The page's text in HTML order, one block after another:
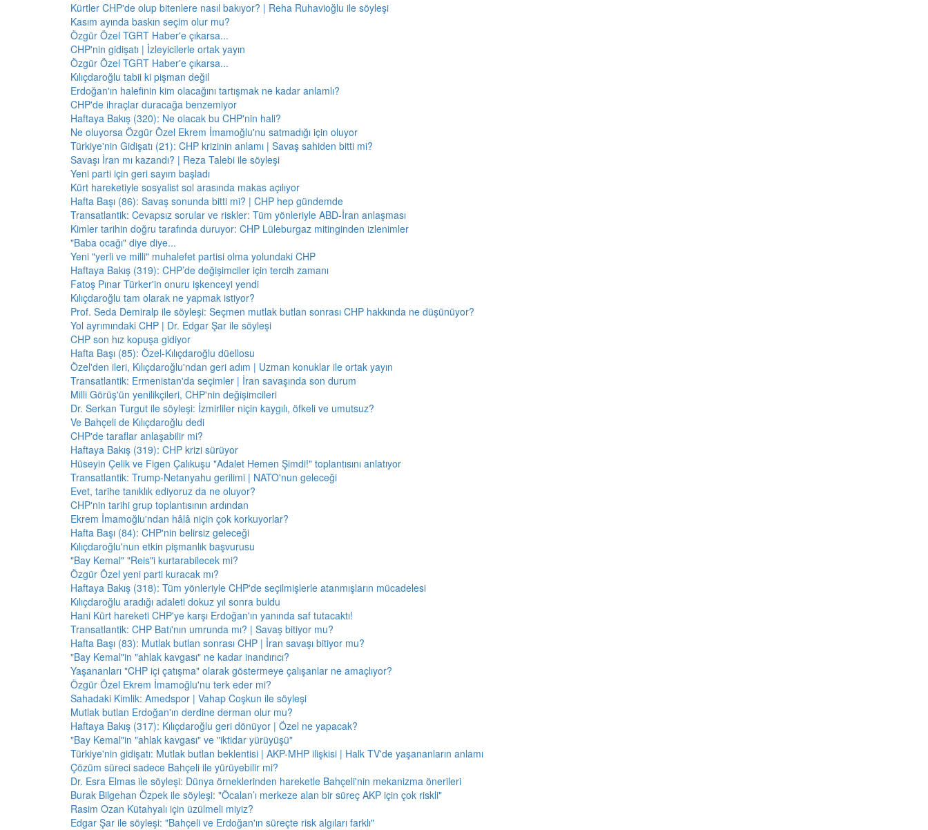
Kürtler CHP'de olup bitenlere nasıl bakıyor? | Reha Ruhavioğlu ile söyleşi
Kasım ayında baskın seçim olur mu?
Özgür Özel TGRT Haber'e çıkarsa...
CHP'nin gidişatı | İzleyicilerle ortak yayın
Özgür Özel TGRT Haber'e çıkarsa...
Kılıçdaroğlu tabii ki pişman değil
Erdoğan'ın halefinin kim olacağını tartışmak ne kadar anlamlı?
CHP'de ihraçlar duracağa benzemiyor
Haftaya Bakış (320): Ne olacak bu CHP'nin hali?
Ne oluyorsa Özgür Özel Ekrem İmamoğlu'nu satmadığı için oluyor
Türkiye'nin Gidişatı (21): CHP krizinin anlamı | Savaş sahiden bitti mi?
Savaşı İran mı kazandı? | Reza Talebi ile söyleşi
Yeni parti için geri sayım başladı
Kürt hareketiyle sosyalist sol arasında makas açılıyor
Hafta Başı (86): Savaş sonunda bitti mi? | CHP hep gündemde
Transatlantik: Cevapsız sorular ve riskler: Tüm yönleriyle ABD-İran anlaşması
Kimler tarihin doğru tarafında duruyor: CHP Lüleburgaz mitinginden izlenimler
"Baba ocağı" diye diye...
Yeni "yerli ve milli" muhalefet partisi olma yolundaki CHP
Haftaya Bakış (319): CHP’de değişimciler için tercih zamanı
Fatoş Pınar Türker'in onuru işkenceyi yendi
Kılıçdaroğlu tam olarak ne yapmak istiyor?
Prof. Seda Demiralp ile söyleşi: Seçmen mutlak butlan sonrası CHP hakkında ne düşünüyor?
Yol ayrımındaki CHP | Dr. Edgar Şar ile söyleşi
CHP son hız kopuşa gidiyor
Hafta Başı (85): Özel-Kılıçdaroğlu düellosu
Özel'den ileri, Kılıçdaroğlu'ndan geri adım | Uzman konuklar ile ortak yayın
Transatlantik: Ermenistan'da seçimler | İran savaşında son durum
Milli Görüş'ün yenilikçileri, CHP'nin değişimcileri
Dr. Serkan Turgut ile söyleşi: İzmirliler niçin kaygılı, öfkeli ve umutsuz?
Ve Bahçeli de Kılıçdaroğlu dedi
CHP'de taraflar anlaşabilir mi?
Haftaya Bakış (319): CHP krizi sürüyor
Hüseyin Çelik ve Figen Çalıkuşu "Adalet Hemen Şimdi!" toplantısını anlatıyor
Transatlantik: Trump-Netanyahu gerilimi | NATO'nun geleceği
Evet, tarihe tanıklık ediyoruz da ne oluyor?
CHP'nin tarihi grup toplantısının ardından
Ekrem İmamoğlu'ndan hâlâ niçin çok korkuyorlar?
Hafta Başı (84): CHP'nin belirsiz geleceği
Kılıçdaroğlu'nun etkin pişmanlık başvurusu
"Bay Kemal" "Reis"i kurtarabilecek mi?
Özgür Özel yeni parti kuracak mı?
Haftaya Bakış (318): Tüm yönleriyle CHP'de seçilmişlerle atanmışların mücadelesi
Kılıçdaroğlu aradığı adaleti dokuz yıl sonra buldu
Hani Kürt hareketi CHP'ye karşı Erdoğan'ın yanında saf tutacaktı!
Transatlantik: CHP Batı'nın umrunda mı? | Savaş bitiyor mu?
Hafta Başı (83): Mutlak butlan sonrası CHP | İran savaşı bitiyor mu?
"Bay Kemal"in "ahlak kavgası" ne kadar inandırıcı?
Yaşananları "CHP içi çatışma" olarak göstermeye çalışanlar ne amaçlıyor?
Özgür Özel Ekrem İmamoğlu'nu terk eder mi?
Sahadaki Kimlik: Amedspor | Vahap Coşkun ile söyleşi
Mutlak butlan Erdoğan'ın derdine derman olur mu?
Haftaya Bakış (317): Kılıçdaroğlu geri dönüyor | Özel ne yapacak?
"Bay Kemal"in "ahlak kavgası" ve "iktidar yürüyüşü"
Türkiye'nin gidişatı: Mutlak butlan beklentisi | AKP-MHP ilişkisi | Halk TV'de yaşananların anlamı
Çözüm süreci sadece Bahçeli ile yürüyebilir mi?
Dr. Esra Elmas ile söyleşi: Dünya örneklerinden hareketle Bahçeli'nin mekanizma önerileri
Burak Bilgehan Özpek ile söyleşi: "Öcalan’ı merkeze alan bir süreç AKP için çok riskli"
Rasim Ozan Kütahyalı için üzülmeli miyiz?
Edgar Şar ile söyleşi: "Bahçeli ve Erdoğan'ın süreçte risk algıları farklı"